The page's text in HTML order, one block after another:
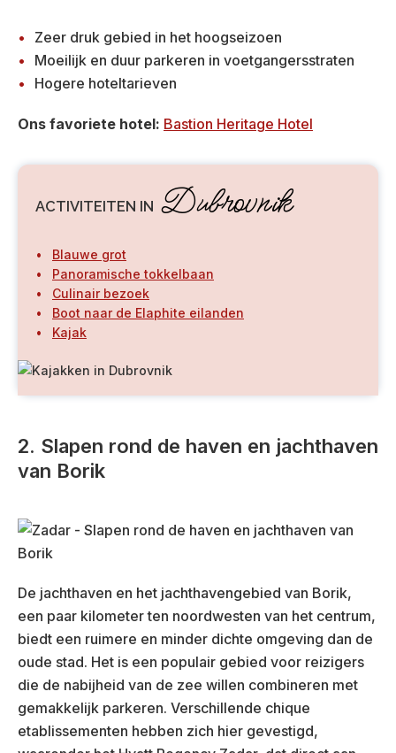
Zeer druk gebied in het hoogseizoen
Moeilijk en duur parkeren in voetgangersstraten
Hogere hoteltarieven
Ons favoriete hotel: Bastion Heritage Hotel
ACTIVITEITEN IN Dubrovnik
Blauwe grot
Panoramische tokkelbaan
Culinair bezoek
Boot naar de Elaphite eilanden
Kajak
2. Slapen rond de haven en jachthaven
van Borik
De jachthaven en het jachthavengebied van Borik,
een paar kilometer ten noordwesten van het centrum,
biedt een ruimere en minder dichte omgeving dan de
oude stad. Het is een populair gebied voor reizigers
die de nabijheid van de zee willen combineren met
gemakkelijk parkeren. Verschillende chique
etablissementen hebben zich hier gevestigd,